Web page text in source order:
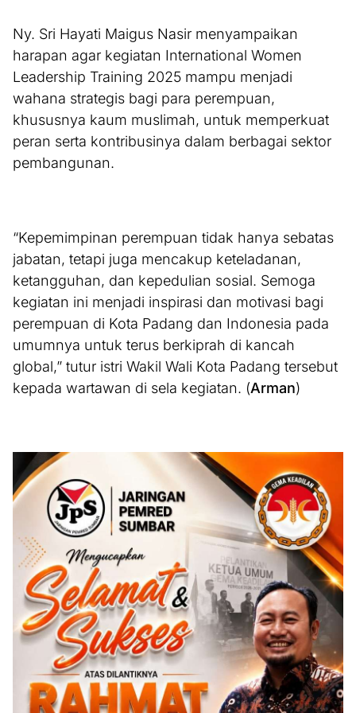
Ny. Sri Hayati Maigus Nasir menyampaikan
harapan agar kegiatan International Women
Leadership Training 2025 mampu menjadi
wahana strategis bagi para perempuan,
khususnya kaum muslimah, untuk memperkuat
peran serta kontribusinya dalam berbagai sektor
pembangunan.
“Kepemimpinan perempuan tidak hanya sebatas
jabatan, tetapi juga mencakup keteladanan,
ketangguhan, dan kepedulian sosial. Semoga
kegiatan ini menjadi inspirasi dan motivasi bagi
perempuan di Kota Padang dan Indonesia pada
umumnya untuk terus berkiprah di kancah
global,” tutur istri Wakil Wali Kota Padang tersebut
kepada wartawan di sela kegiatan. (Arman)